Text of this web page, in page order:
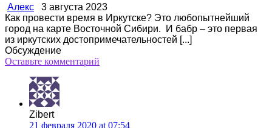
Алекс 3 августа 2023
Как провести время в Иркутске? Это любопытнейший
город на карте Восточной Сибири. И бабр – это первая
из иркутских достопримечательностей [...]
Обсуждение
Оставьте комментарий
Zibert
21 февраля 2020 at 07:54